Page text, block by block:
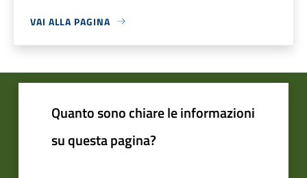
VAI ALLA PAGINA
Quanto sono chiare le informazioni
su questa pagina?